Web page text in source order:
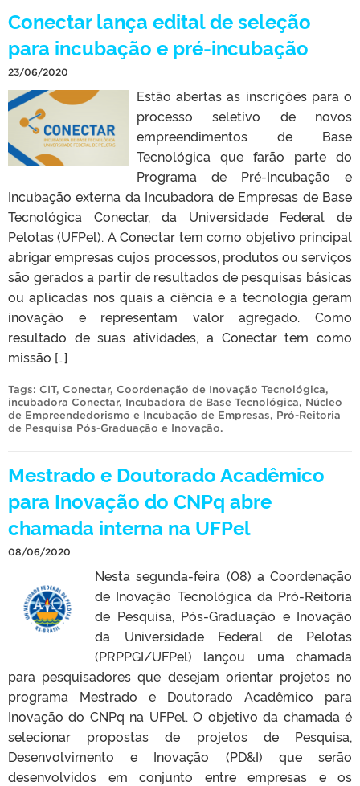
Conectar lança edital de seleção
para incubação e pré-incubação
23/06/2020
Estão abertas as inscrições para o
processo seletivo de novos
empreendimentos de Base
Tecnológica que farão parte do
Programa de Pré-Incubação e
Incubação externa da Incubadora de Empresas de Base
Tecnológica Conectar, da Universidade Federal de
Pelotas (UFPel). A Conectar tem como objetivo principal
abrigar empresas cujos processos, produtos ou serviços
são gerados a partir de resultados de pesquisas básicas
ou aplicadas nos quais a ciência e a tecnologia geram
inovação e representam valor agregado. Como
resultado de suas atividades, a Conectar tem como
missão […]
Tags: CIT, Conectar, Coordenação de Inovação Tecnológica,
incubadora Conectar, Incubadora de Base Tecnológica, Núcleo
de Empreendedorismo e Incubação de Empresas, Pró-Reitoria
de Pesquisa Pós-Graduação e Inovação.
Mestrado e Doutorado Acadêmico
para Inovação do CNPq abre
chamada interna na UFPel
08/06/2020
Nesta segunda-feira (08) a Coordenação
de Inovação Tecnológica da Pró-Reitoria
de Pesquisa, Pós-Graduação e Inovação
da Universidade Federal de Pelotas
(PRPPGI/UFPel) lançou uma chamada
para pesquisadores que desejam orientar projetos no
programa Mestrado e Doutorado Acadêmico para
Inovação do CNPq na UFPel. O objetivo da chamada é
selecionar propostas de projetos de Pesquisa,
Desenvolvimento e Inovação (PD&I) que serão
desenvolvidos em conjunto entre empresas e os